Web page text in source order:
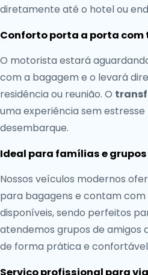
diretamente até o hotel ou
Conforto porta a porta
O motorista estará
com a bagagem e o levará
residência ou reunião. O
uma experiência sem estresse
desembarque.
Ideal para famílias e grupos
Nossos veículos modernos
para bagagens e contam com
disponíveis, sendo perfeitos
atendemos grupos de amigos
de forma prática e